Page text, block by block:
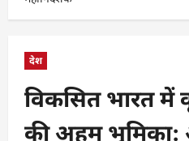
देश
विकसित भारत में
की अहम